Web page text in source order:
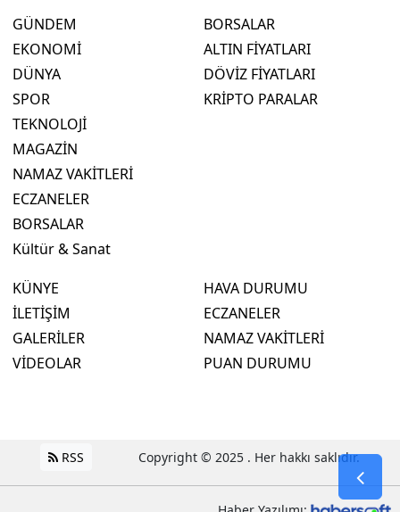
GÜNDEM
EKONOMİ
DÜNYA
SPOR
TEKNOLOJİ
MAGAZİN
NAMAZ VAKİTLERİ
ECZANELER
BORSALAR
Kültür & Sanat
BORSALAR
ALTIN FİYATLARI
DÖVİZ FİYATLARI
KRİPTO PARALAR
KÜNYE
İLETİŞİM
GALERİLER
VİDEOLAR
HAVA DURUMU
ECZANELER
NAMAZ VAKİTLERİ
PUAN DURUMU
RSS Copyright © 2025 . Her hakkı saklıdır.